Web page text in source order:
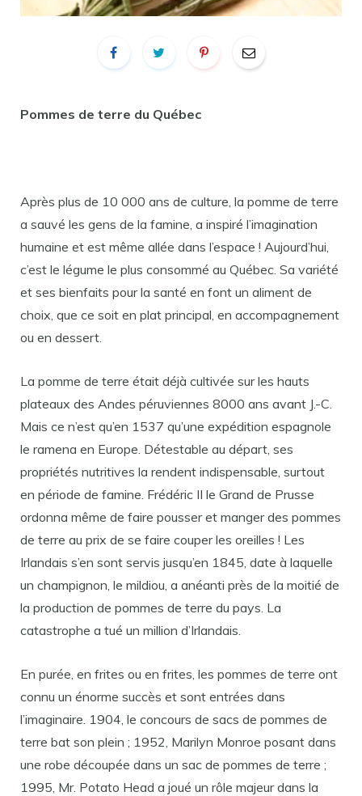
Pommes de terre du Québec
Après plus de 10 000 ans de culture, la pomme de terre
a sauvé les gens de la famine, a inspiré l’imagination
humaine et est même allée dans l’espace ! Aujourd’hui,
c’est le légume le plus consommé au Québec. Sa variété
et ses bienfaits pour la santé en font un aliment de
choix, que ce soit en plat principal, en accompagnement
ou en dessert.
La pomme de terre était déjà cultivée sur les hauts
plateaux des Andes péruviennes 8000 ans avant J.-C.
Mais ce n’est qu’en 1537 qu’une expédition espagnole
le ramena en Europe. Détestable au départ, ses
propriétés nutritives la rendent indispensable, surtout
en période de famine. Frédéric II le Grand de Prusse
ordonna même de faire pousser et manger des pommes
de terre au prix de se faire couper les oreilles ! Les
Irlandais s’en sont servis jusqu’en 1845, date à laquelle
un champignon, le mildiou, a anéanti près de la moitié de
la production de pommes de terre du pays. La
catastrophe a tué un million d’Irlandais.
En purée, en frites ou en frites, les pommes de terre ont
connu un énorme succès et sont entrées dans
l’imaginaire. 1904, le concours de sacs de pommes de
terre bat son plein ; 1952, Marilyn Monroe posant dans
une robe découpée dans un sac de pommes de terre ;
1995, Mr. Potato Head a joué un rôle majeur dans la